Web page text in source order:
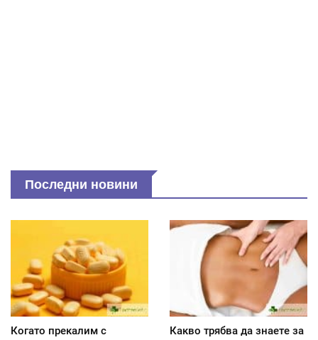
Последни новини
Когато прекалим с
Какво трябва да знаете за